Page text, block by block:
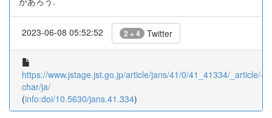
2023-06-08 05:52:52 2 + 4 Twitter
https://www.jstage.jst.go.jp/article/jans/41/0/41_41334/_article/-
char/ja/
(info:doi/10.5630/jans.41.334)